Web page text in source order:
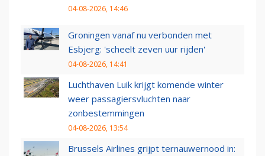
04-08-2026, 14:46
Groningen vanaf nu verbonden met
Esbjerg: 'scheelt zeven uur rijden'
04-08-2026, 14:41
Luchthaven Luik krijgt komende winter
weer passagiersvluchten naar
zonbestemmingen
04-08-2026, 13:54
Brussels Airlines grijpt ternauwernood in: